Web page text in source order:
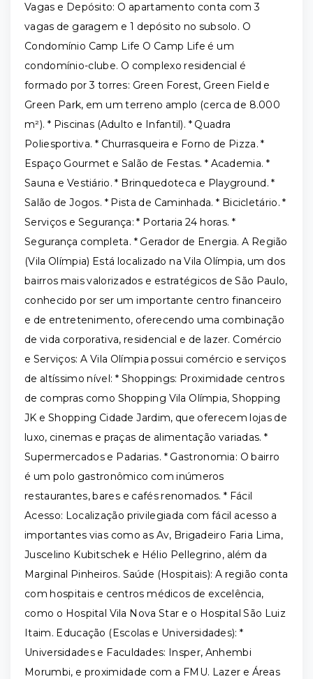
Vagas e Depósito: O apartamento conta com 3
vagas de garagem e 1 depósito no subsolo. O
Condomínio Camp Life O Camp Life é um
condomínio-clube. O complexo residencial é
formado por 3 torres: Green Forest, Green Field e
Green Park, em um terreno amplo (cerca de 8.000
m²). * Piscinas (Adulto e Infantil). * Quadra
Poliesportiva. * Churrasqueira e Forno de Pizza. *
Espaço Gourmet e Salão de Festas. * Academia. *
Sauna e Vestiário. * Brinquedoteca e Playground. *
Salão de Jogos. * Pista de Caminhada. * Bicicletário. *
Serviços e Segurança: * Portaria 24 horas. *
Segurança completa. * Gerador de Energia. A Região
(Vila Olímpia) Está localizado na Vila Olímpia, um dos
bairros mais valorizados e estratégicos de São Paulo,
conhecido por ser um importante centro financeiro
e de entretenimento, oferecendo uma combinação
de vida corporativa, residencial e de lazer. Comércio
e Serviços: A Vila Olímpia possui comércio e serviços
de altíssimo nível: * Shoppings: Proximidade centros
de compras como Shopping Vila Olímpia, Shopping
JK e Shopping Cidade Jardim, que oferecem lojas de
luxo, cinemas e praças de alimentação variadas. *
Supermercados e Padarias. * Gastronomia: O bairro
é um polo gastronômico com inúmeros
restaurantes, bares e cafés renomados. * Fácil
Acesso: Localização privilegiada com fácil acesso a
importantes vias como as Av, Brigadeiro Faria Lima,
Juscelino Kubitschek e Hélio Pellegrino, além da
Marginal Pinheiros. Saúde (Hospitais): A região conta
com hospitais e centros médicos de excelência,
como o Hospital Vila Nova Star e o Hospital São Luiz
Itaim. Educação (Escolas e Universidades): *
Universidades e Faculdades: Insper, Anhembi
Morumbi, e proximidade com a FMU. Lazer e Áreas